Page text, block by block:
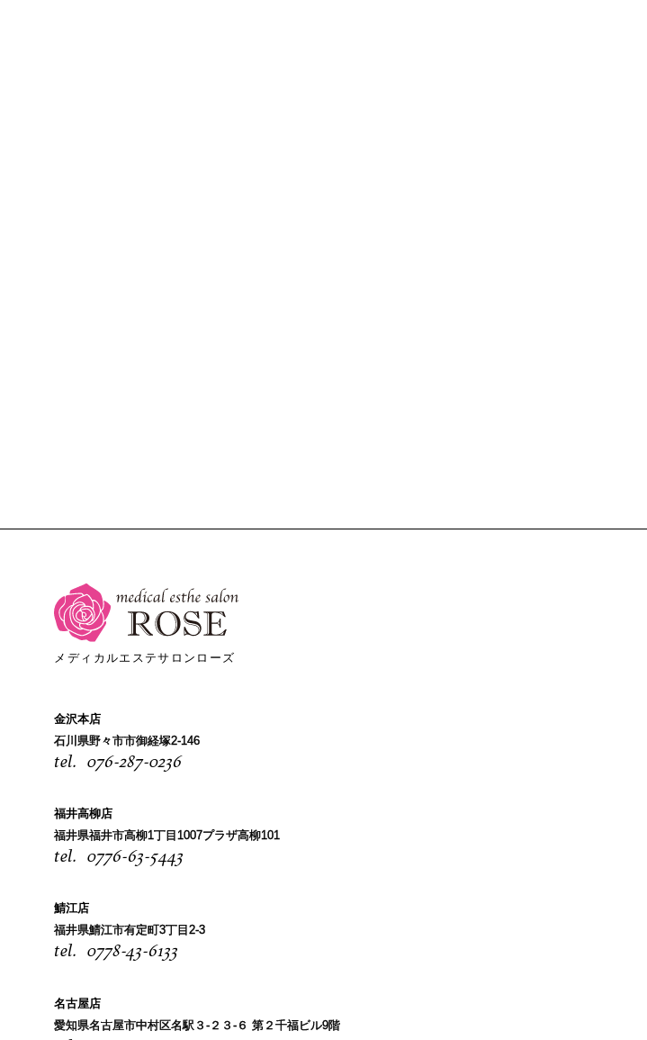
メディカルエステサロンローズ
金沢本店
石川県野々市市御経塚2-146
076-287-0236
福井高柳店
福井県福井市高柳1丁目1007プラザ高柳101
0776-63-5443
鯖江店
福井県鯖江市有定町3丁目2-3
0778-43-6133
名古屋店
愛知県名古屋市中村区名駅３-２３-６ 第２千福ビル9階